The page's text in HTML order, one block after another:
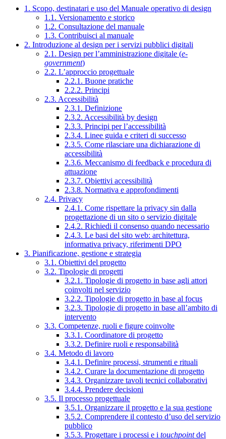
1. Scopo, destinatari e uso del Manuale operativo di design
1.1. Versionamento e storico
1.2. Consultazione del manuale
1.3. Contribuisci al manuale
2. Introduzione al design per i servizi pubblici digitali
2.1. Design per l’amministrazione digitale (e-
government)
2.2. L’approccio progettuale
2.2.1. Buone pratiche
2.2.2. Principi
2.3. Accessibilità
2.3.1. Definizione
2.3.2. Accessibilità by design
2.3.3. Principi per l’accessibilità
2.3.4. Linee guida e criteri di successo
2.3.5. Come rilasciare una dichiarazione di
accessibilità
2.3.6. Meccanismo di feedback e procedura di
attuazione
2.3.7. Obiettivi accessibilità
2.3.8. Normativa e approfondimenti
2.4. Privacy
2.4.1. Come rispettare la privacy sin dalla
progettazione di un sito o servizio digitale
2.4.2. Richiedi il consenso quando necessario
2.4.3. Le basi del sito web: architettura,
informativa privacy, riferimenti DPO
3. Pianificazione, gestione e strategia
3.1. Obiettivi del progetto
3.2. Tipologie di progetti
3.2.1. Tipologie di progetto in base agli attori
coinvolti nel servizio
3.2.2. Tipologie di progetto in base al focus
3.2.3. Tipologie di progetto in base all’ambito di
intervento
3.3. Competenze, ruoli e figure coinvolte
3.3.1. Coordinatore di progetto
3.3.2. Definire ruoli e responsabilità
3.4. Metodo di lavoro
3.4.1. Definire processi, strumenti e rituali
3.4.2. Curare la documentazione di progetto
3.4.3. Organizzare tavoli tecnici collaborativi
3.4.4. Prendere decisioni
3.5. Il processo progettuale
3.5.1. Organizzare il progetto e la sua gestione
3.5.2. Comprendere il contesto d’uso del servizio
pubblico
3.5.3. Progettare i processi e i touchpointdel